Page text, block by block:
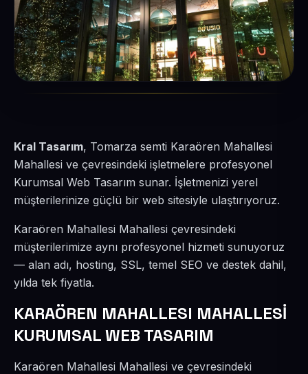
Kral Tasarım, Tomarza semti Karaören Mahallesi
Mahallesi ve çevresindeki işletmelere profesyonel
Kurumsal Web Tasarım sunar. İşletmenizi yerel
müşterilerinize güçlü bir web sitesiyle ulaştırıyoruz.
Karaören Mahallesi Mahallesi çevresindeki
müşterilerimize aynı profesyonel hizmeti sunuyoruz
— alan adı, hosting, SSL, temel SEO ve destek dahil,
yılda tek fiyatla.
KARAÖREN MAHALLESI MAHALLESİ
KURUMSAL WEB TASARIM
Karaören Mahallesi Mahallesi ve çevresindeki